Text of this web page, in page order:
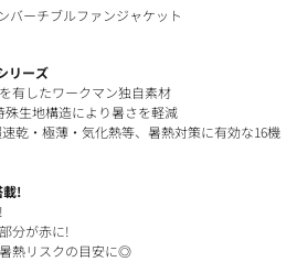
バーチブルファンジャケット
リーズ
有したワークマン独自素材
殊生地構造により暑さを軽減
乾・極薄・気化熱等、暑熱対策に有効な16機
載!
分が赤に!
熱リスクの目安に◎